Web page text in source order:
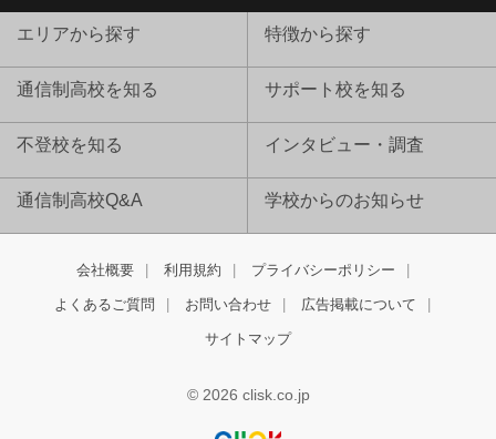
エリアから探す 特徴から探す
通信制高校を知る サポート校を知る
不登校を知る インタビュー・調査
通信制高校Q&A 学校からのお知らせ
会社概要 利用規約 プライバシーポリシー
よくあるご質問 お問い合わせ 広告掲載について
サイトマップ
© 2026 clisk.co.jp